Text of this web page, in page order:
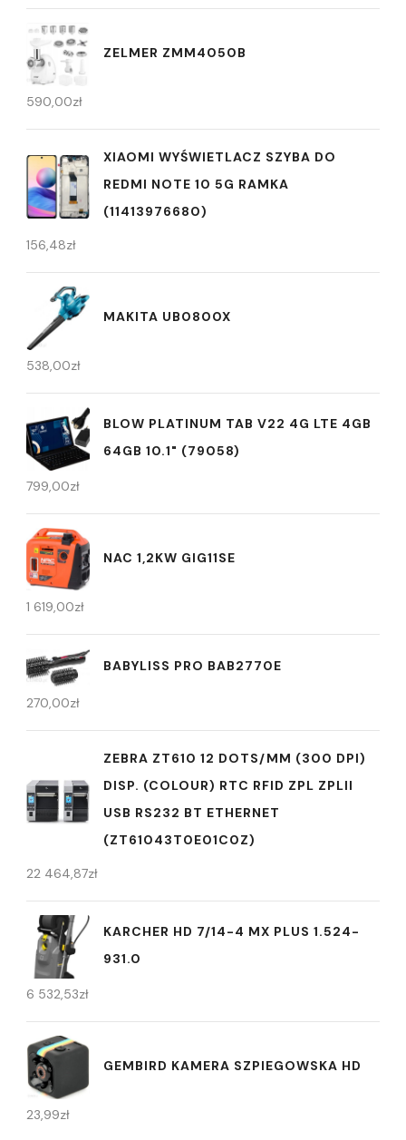
ZELMER ZMM4050B
590,00zł
XIAOMI WYŚWIETLACZ SZYBA DO
REDMI NOTE 10 5G RAMKA
(11413976680)
156,48zł
MAKITA UB0800X
538,00zł
BLOW PLATINUM TAB V22 4G LTE 4GB
64GB 10.1" (79058)
799,00zł
NAC 1,2KW GIG11SE
1 619,00zł
BABYLISS PRO BAB2770E
270,00zł
ZEBRA ZT610 12 DOTS/MM (300 DPI)
DISP. (COLOUR) RTC RFID ZPL ZPLII
USB RS232 BT ETHERNET
(ZT61043T0E01C0Z)
22 464,87zł
KARCHER HD 7/14-4 MX PLUS 1.524-
931.0
6 532,53zł
GEMBIRD KAMERA SZPIEGOWSKA HD
23,99zł